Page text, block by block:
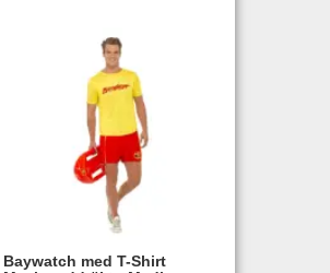
Baywatch med T-Shirt